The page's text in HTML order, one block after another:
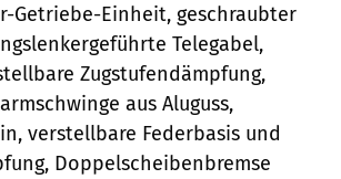
Getriebe-Einheit, geschraubter
Telegabel,
Zugstufendämpfung,
aus Aluguss,
verstellbare Federbasis und
Doppelscheibenbremse